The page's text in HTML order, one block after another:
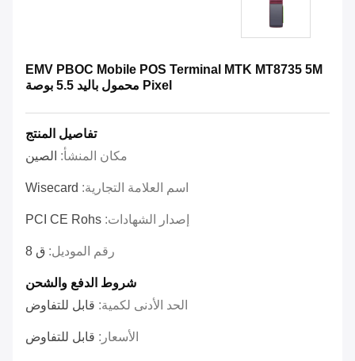
EMV PBOC Mobile POS Terminal MTK MT8735 5M
Pixel محمول باليد 5.5 بوصة
تفاصيل المنتج
مكان المنشأ: الصين
اسم العلامة التجارية: Wisecard
إصدار الشهادات: PCI CE Rohs
رقم الموديل: ق 8
شروط الدفع والشحن
الحد الأدنى لكمية: قابل للتفاوض
الأسعار: قابل للتفاوض